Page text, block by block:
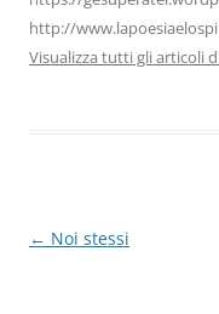
http://
Visualizza tutti gli articoli
Navigazione
← Noi stessi